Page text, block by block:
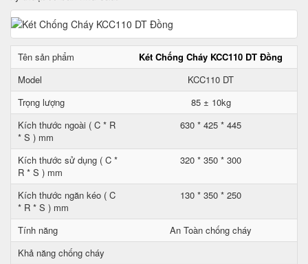
Tên sản phẩm
Két Chống Cháy KCC110 DT Đồng
Model
KCC110 DT
Trọng lượng
85 ± 10kg
Kích thước ngoài ( C * R
* S ) mm
630 * 425 * 445
Kích thước sử dụng ( C *
R * S ) mm
320 * 350 * 300
Kích thước ngăn kéo ( C
* R * S ) mm
130 * 350 * 250
Tính năng
An Toàn chống cháy
Khả năng chống cháy